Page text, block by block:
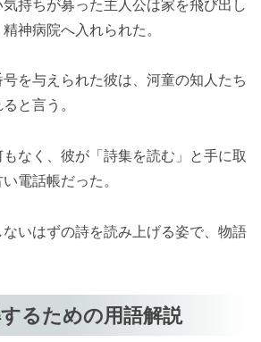
持ちが募った主人公は家を飛び出し
神病院へ入れられた。
号を与えられた彼は、河童の知人たち
と言う。
なく、彼が「詩集を読む」と手に取
電話帳だった。
いはずの詩を読み上げる姿で、物語
るための用語解説